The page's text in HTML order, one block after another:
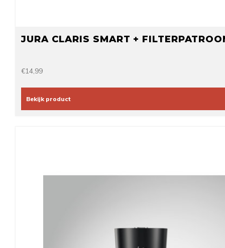
JURA CLARIS SMART +
€14,99
Bekijk product